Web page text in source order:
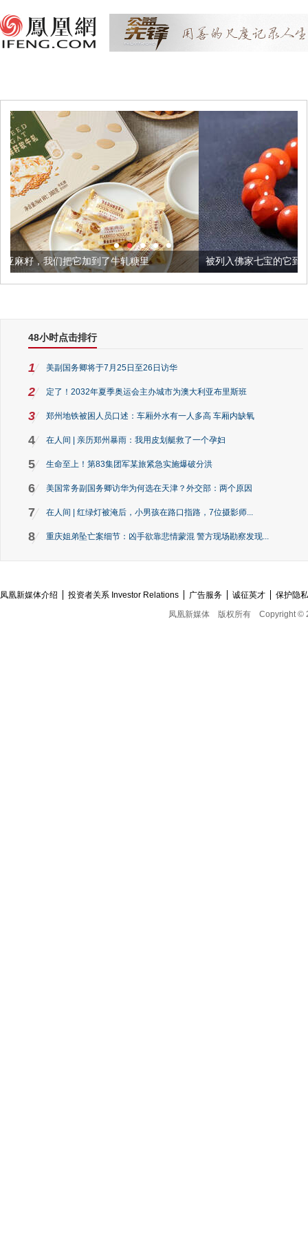
了牛轧糖里 被列入佛家七宝的它到底有多美？
48小时点击排行
1 美副国务卿将于7月25日至26日访华
2 定了！2032年夏季奥运会主办城市为澳大利亚布里斯班
3 郑州地铁被困人员口述：车厢外水有一人多高 车厢内缺氧
4 在人间 | 亲历郑州暴雨：我用皮划艇救了一个孕妇
5 生命至上！第83集团军某旅紧急实施爆破分洪
6 美国常务副国务卿访华为何选在天津？外交部：两个原因
7 在人间 | 红绿灯被淹后，小男孩在路口指路，7位摄影师...
8 重庆姐弟坠亡案细节：凶手欲靠悲情蒙混 警方现场勘察发现...
凤凰新媒体介绍 投资者关系 Investor Relations 广告服务 诚征英才
保护隐
凤凰新媒体
版权所有 Copyright ©